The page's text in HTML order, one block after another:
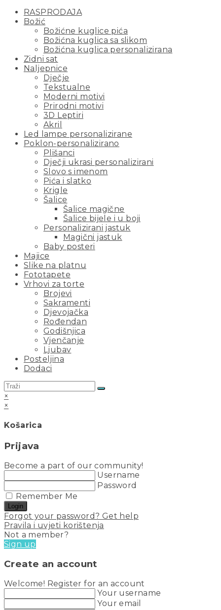
RASPRODAJA
Božić
Božićne kuglice pića
Božićna kuglica sa slikom
Božićna kuglica personalizirana
Zidni sat
Naljepnice
Dječje
Tekstualne
Moderni motivi
Prirodni motivi
3D Leptiri
Akril
Led lampe personalizirane
Poklon-personalizirano
Plišanci
Dječji ukrasi personalizirani
Slovo s imenom
Pića i slatko
Krigle
Šalice
Šalice magične
Šalice bijele i u boji
Personalizirani jastuk
Magični jastuk
Baby posteri
Majice
Slike na platnu
Fototapete
Vrhovi za torte
Brojevi
Sakramenti
Djevojačka
Rođendan
Godišnjica
Vjenčanje
Ljubav
Posteljina
Dodaci
×
×
Košarica
Prijava
Become a part of our community!
Username
Password
Remember Me
Login
Forgot your password? Get help
Pravila i uvjeti korištenja
Not a member?
Sign up
Create an account
Welcome! Register for an account
Your username
Your email